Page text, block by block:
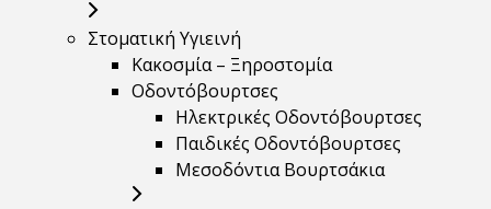
Στοματική Υγιεινή
Κακοσμία – Ξηροστομία
Οδοντόβουρτσες
Ηλεκτρικές Οδοντόβουρτσες
Παιδικές Οδοντόβουρτσες
Μεσοδόντια Βουρτσάκια